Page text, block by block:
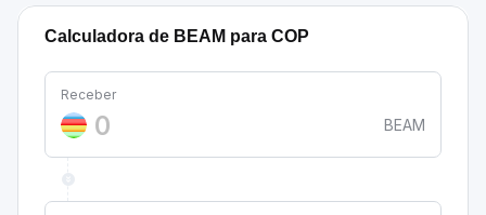
Calculadora de BEAM para COP
Receber
BEAM